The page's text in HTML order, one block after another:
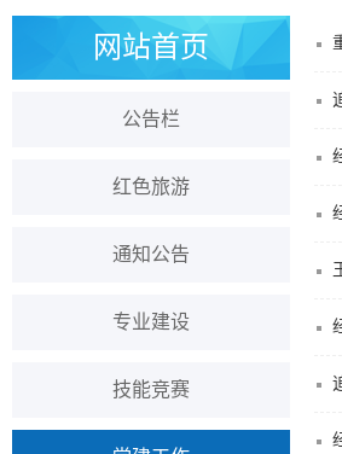
网站首页
公告栏
红色旅游
通知公告
专业建设
技能竞赛